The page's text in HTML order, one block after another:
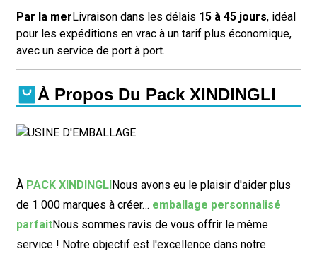
Par la merLivraison dans les délais 15 à 45 jours, idéal
pour les expéditions en vrac à un tarif plus économique,
avec un service de port à port.
À Propos Du Pack XINDINGLI
À PACK XINDINGLINous avons eu le plaisir d'aider plus
de 1 000 marques à créer… emballage personnalisé
parfaitNous sommes ravis de vous offrir le même
service ! Notre objectif est l'excellence dans notre